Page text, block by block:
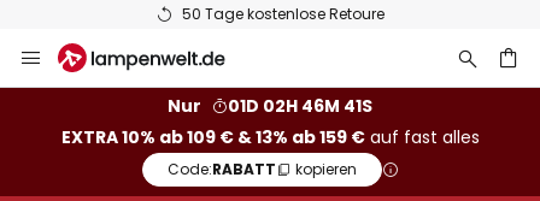
50 Tage kostenlose Retoure
Inhalt
Nur
01D 02H 46M 40S
EXTRA 10% ab 109 € & 13% ab 159 €auf fast alles
Code:RABATT kopieren